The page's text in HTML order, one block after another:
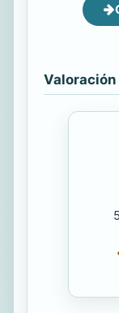
Valoración